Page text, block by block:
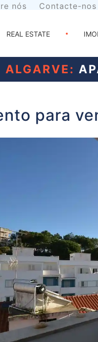
nós Contacte-nos
REAL ESTATE
ALGARVE:
para